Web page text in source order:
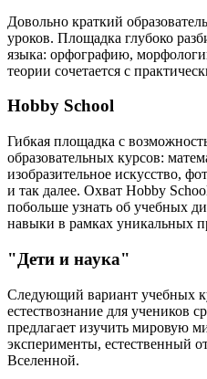
Довольно краткий
уроков. Площадка глубоко
языка: орфографию,
теории сочетается с
Hobby School
Гибкая площадка с
образовательных курсов:
изобразительное искусство,
и так далее. Охват Hobby
побольше узнать об учебных
навыки в рамках уникальных
"Дети и наука"
Следующий вариант учебных
естествознание для учеников
предлагает изучить мировую
эксперименты, естественный
Вселенной.